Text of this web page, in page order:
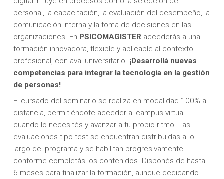
personal, la capacitación, la evaluación del desempeño, la
comunicación interna y la toma de decisiones en las
organizaciones. En PSICOMAGISTERaccederás a una
formación innovadora, flexible y aplicable al contexto
profesional, con aval universitario. ¡Desarrollá nuevas
competencias para integrar la tecnología en la gestión
de personas!
El cursado del seminario se realiza en modalidad 100% a
distancia, permitiéndote acceder al campus virtual
cuando lo necesités y avanzar a tu propio ritmo. Las
evaluaciones tipo test se encuentran distribuidas a lo
largo del programa y se habilitan progresivamente
conforme completás los contenidos. Disponés de hasta
6 meses para finalizar la formación, aunque dedicando